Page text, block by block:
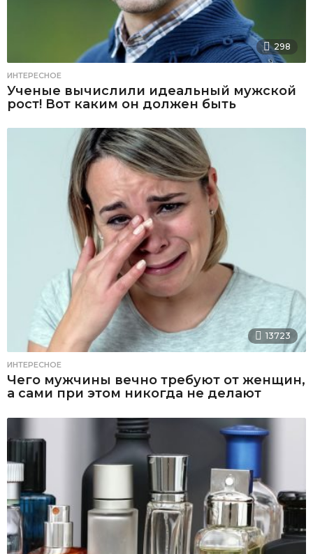
298
ИНТЕРЕСНОЕ
Ученые вычислили идеальный мужской
рост! Вот каким он должен быть
13723
ИНТЕРЕСНОЕ
Чего мужчины вечно требуют от женщин,
а сами при этом никогда не делают